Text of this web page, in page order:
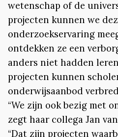
wetenschap of de
projecten kunnen we
onderzoekservaring
ontdekken ze een
anders niet hadden
projecten kunnen
onderwijsaanbod
“We zijn ook bezig met
zegt haar collega Jan
“Dat zijn projecten